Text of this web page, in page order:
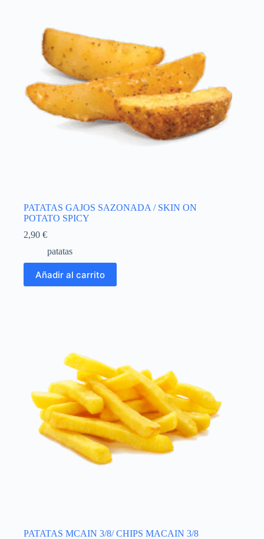
PATATAS GAJOS SAZONADA / SKIN ON
POTATO SPICY
2,90 €
patatas
Añadir al carrito
PATATAS MCAIN 3/8/ CHIPS MACAIN 3/8